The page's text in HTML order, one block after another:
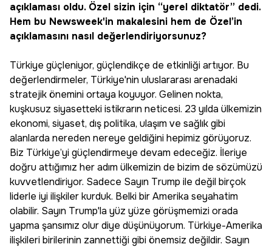
açıklaması oldu. Özel sizin için “yerel diktatör” dedi.
Hem bu Newsweek'in makalesini hem de Özel’in
açıklamasını nasıl değerlendiriyorsunuz?
Türkiye güçleniyor, güçlendikçe de etkinliği artıyor. Bu
değerlendirmeler, Türkiye'nin uluslararası arenadaki
stratejik önemini ortaya koyuyor. Gelinen nokta,
kuşkusuz siyasetteki istikrarın neticesi. 23 yılda ülkemizin
ekonomi, siyaset, dış politika, ulaşım ve sağlık gibi
alanlarda nereden nereye geldiğini hepimiz görüyoruz.
Biz Türkiye’yi güçlendirmeye devam edeceğiz. İleriye
doğru attığımız her adım ülkemizin de bizim de sözümüzü
kuvvetlendiriyor. Sadece Sayın Trump ile değil birçok
liderle iyi ilişkiler kurduk. Belki bir Amerika seyahatim
olabilir. Sayın Trump'la yüz yüze görüşmemizi orada
yapma şansımız olur diye düşünüyorum. Türkiye-Amerika
ilişkileri birilerinin zannettiği gibi önemsiz değildir. Sayın